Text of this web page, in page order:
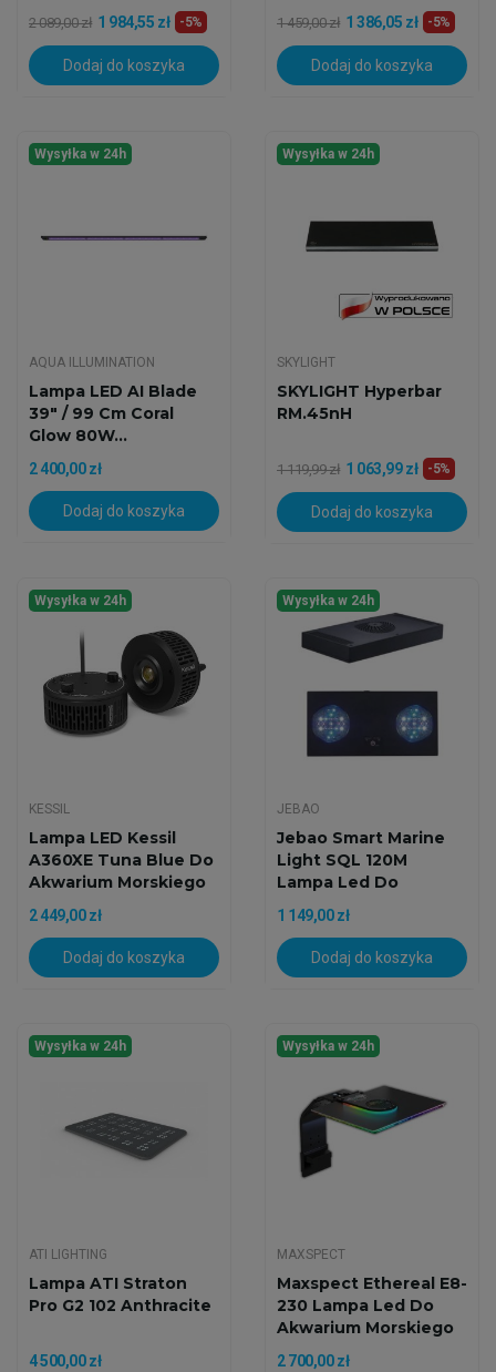
2 089,00 zł 1 984,55 zł -5%
Dodaj do koszyka
1 459,00 zł 1 386,05 zł -5%
Dodaj do koszyka
Wysyłka w 24h
AQUA ILLUMINATION
Lampa LED AI Blade
39" / 99 Cm Coral
Glow 80W...
2 400,00 zł
Dodaj do koszyka
Wysyłka w 24h
SKYLIGHT
SKYLIGHT Hyperbar
RM.45nH
1 119,99 zł 1 063,99 zł -5%
Dodaj do koszyka
Wysyłka w 24h
KESSIL
Lampa LED Kessil
A360XE Tuna Blue Do
Akwarium Morskiego
2 449,00 zł
Dodaj do koszyka
Wysyłka w 24h
JEBAO
Jebao Smart Marine
Light SQL 120M
Lampa Led Do
Akwarium...
1 149,00 zł
Dodaj do koszyka
Wysyłka w 24h
ATI LIGHTING
Lampa ATI Straton
Pro G2 102 Anthracite
4 500,00 zł
Wysyłka w 24h
MAXSPECT
Maxspect Ethereal E8-
230 Lampa Led Do
Akwarium Morskiego
2 700,00 zł